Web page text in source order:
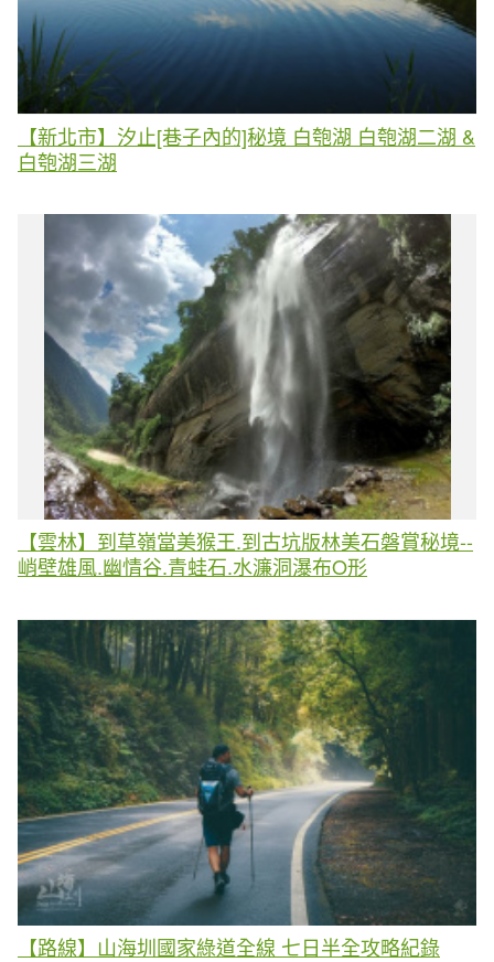
【新北市】汐止[巷子內的]秘境 白匏湖 白匏湖二湖 &
白匏湖三湖
【雲林】到草嶺當美猴王.到古坑版林美石磐賞秘境--
峭壁雄風.幽情谷.青蛙石.水濂洞瀑布O形
【路線】山海圳國家綠道全線 七日半全攻略紀錄